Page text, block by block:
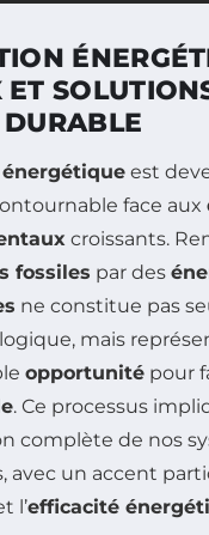
ET
est
face aux
croissants.
fossiles par des
ne constitue pas
mais
opportunité pour
. Ce processus
complète de nos
avec un accent
l’efficacité